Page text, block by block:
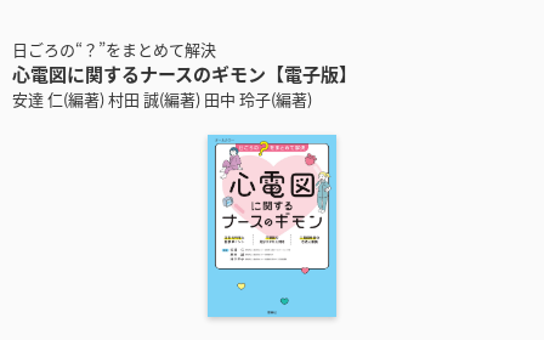
日ごろの“？”をまとめて解決
心電図に関するナースのギモン【電子版】
安達 仁(編著) 村田 誠(編著) 田中 玲子(編著)